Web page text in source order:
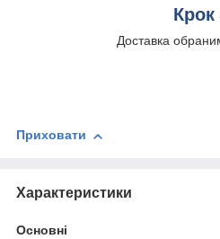
Крок
Доставка
Приховати
Характеристики
Основні